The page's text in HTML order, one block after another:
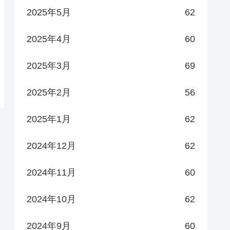
2025年5月 62
2025年4月 60
2025年3月 69
2025年2月 56
2025年1月 62
2024年12月 62
2024年11月 60
2024年10月 62
2024年9月 60